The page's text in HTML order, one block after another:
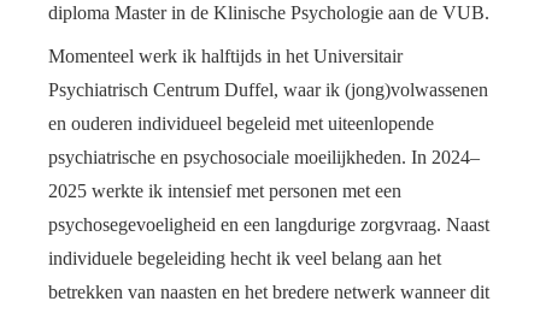
diploma Master in de Klinische Psychologie aan de VUB.
Momenteel werk ik halftijds in het Universitair
Psychiatrisch Centrum Duffel, waar ik (jong)volwassenen
en ouderen individueel begeleid met uiteenlopende
psychiatrische en psychosociale moeilijkheden. In 2024–
2025 werkte ik intensief met personen met een
psychosegevoeligheid en een langdurige zorgvraag. Naast
individuele begeleiding hecht ik veel belang aan het
betrekken van naasten en het bredere netwerk wanneer dit